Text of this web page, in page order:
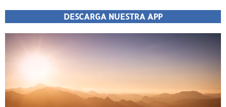
DESCARGA NUESTRA APP